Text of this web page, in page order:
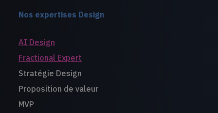
Nos expertises Design
AI Design
Fractional Expert
Stratégie Design
Proposition de valeur
MVP